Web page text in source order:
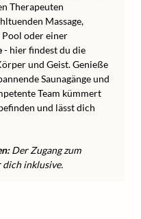
Therapeuten
Massage,
oder einer
- hier findest du die
und Geist. Genieße
Saunagänge und
Team kümmert
und lässt dich
Der Zugang zum
dich inklusive.